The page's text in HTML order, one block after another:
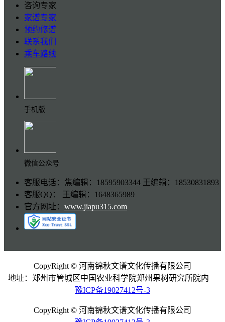
咨询专家
家谱专家
预约修谱
联系我们
乘车路线
手机版
微信公众号
客服电话：焦编辑：18595903344 王编辑：18530831893
客服QQ： 王编辑：1648365989
官方网址： www.jiapu315.com
CopyRight © 河南锦秋文谱文化传播有限公司
地址：郑州市管城区中国农业科学院郑州果树研究所院内
豫ICP备19027412号-3
CopyRight © 河南锦秋文谱文化传播有限公司